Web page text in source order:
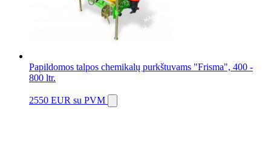
Papildomos talpos chemikalų purkštuvams "Frisma", 400 -
800 ltr.
2550 EUR su PVM